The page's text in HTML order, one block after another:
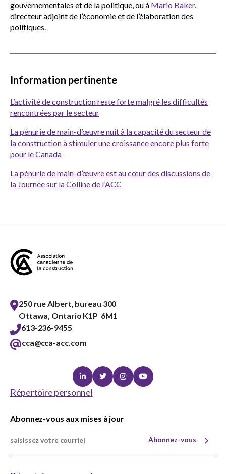
gouvernementales et de la politique, ou à Mario Baker,
directeur adjoint de l’économie et de l’élaboration des
politiques.
Information pertinente
L’activité de construction reste forte malgré les difficultés
rencontrées par le secteur
La pénurie de main-d’œuvre nuit à la capacité du secteur de
la construction à stimuler une croissance encore plus forte
pour le Canada
La pénurie de main-d’œuvre est au cœur des discussions de
la Journée sur la Colline de l’ACC
250 rue Albert, bureau 300
Ottawa, Ontario K1P 6M1
613-236-9455
cca@cca-acc.com
LinkedinTwitterInstagramYoutube
Répertoire personnel
Abonnez-vous aux mises à jour
Abonnez-vous